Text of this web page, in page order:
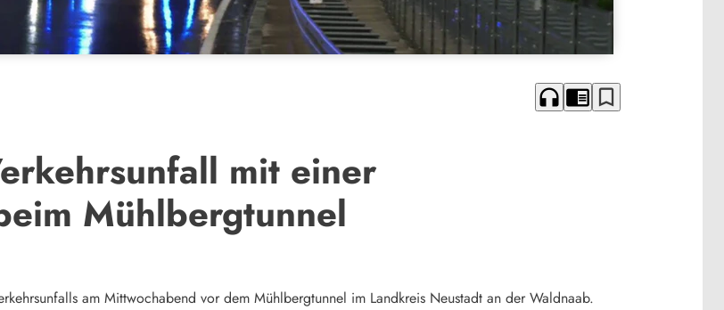
headphones chrome_reader_mode bookmark_border
mit einer
Mühlbergtunnel
am Mittwochabend vor dem Mühlbergtunnel im Landkreis Neustadt an der Waldnaab.